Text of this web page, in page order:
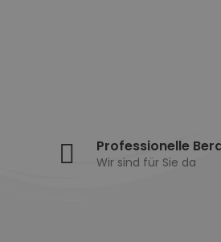
Professionelle
Wir sind für Sie da